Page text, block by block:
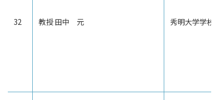
32 教授 田中 元 秀明大学学校